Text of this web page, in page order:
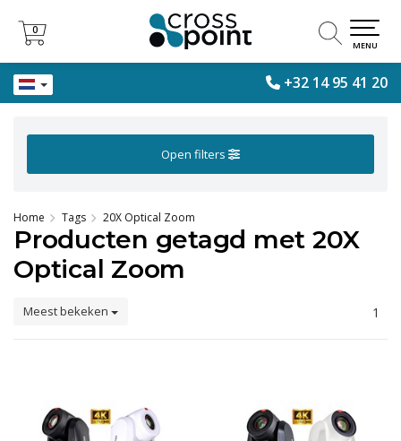
+32 14 95 41 20
0
0
MENU
Open filters
Home Tags 20X Optical Zoom
Producten getagd met 20X
Optical Zoom
Meest bekeken 1